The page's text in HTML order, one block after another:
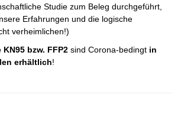
Studie zum Beleg durchgeführt,
Erfahrungen und die logische
verheimlichen!)
bzw. FFP2 sind Corona-bedingt in
erhältlich!